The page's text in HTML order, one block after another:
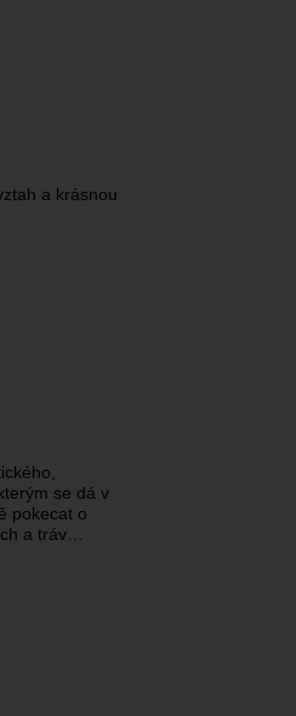
a krásnou
se dá v
pokecat o
a tráv…